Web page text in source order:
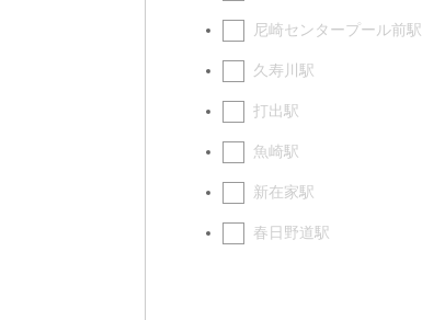
尼崎センタープール前駅
久寿川駅
打出駅
魚崎駅
新在家駅
春日野道駅